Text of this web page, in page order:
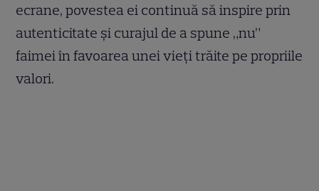
ecrane, povestea ei continuă să inspire prin
autenticitate și curajul de a spune „nu”
faimei în favoarea unei vieți trăite pe propriile
valori.